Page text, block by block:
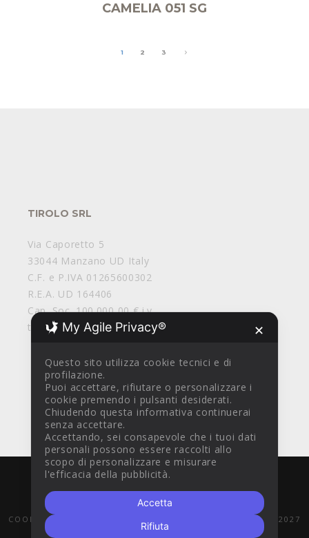
CAMELIA 051 SG
1 2 3
TIROLO SRL
Via Caporetto 5
33044 Manzano UD Italy
C.F. e P.IVA 01265600302
R.E.A. UD 164406
Cap. Soc. 100.000,00 € i.v.
tirolosrl@legalmail.it
AZTEC DESIGN CLINIK
CONDIZIONI DI VENDITA
COOKIE POLICY
PR FESR 2021-2027
My Agile Privacy® ✕
Questo sito utilizza cookie tecnici e di
profilazione.
Puoi accettare, rifiutare o personalizzare i
cookie premendo i pulsanti desiderati.
Chiudendo questa informativa continuerai
senza accettare.
Accettando, sei consapevole che i tuoi dati
personali possono essere raccolti allo
scopo di personalizzare e misurare
l'efficacia della pubblicità.
Accetta
Rifiuta